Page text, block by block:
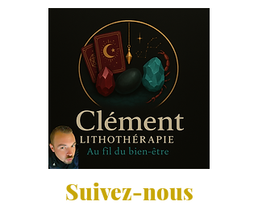
Suivez-nous